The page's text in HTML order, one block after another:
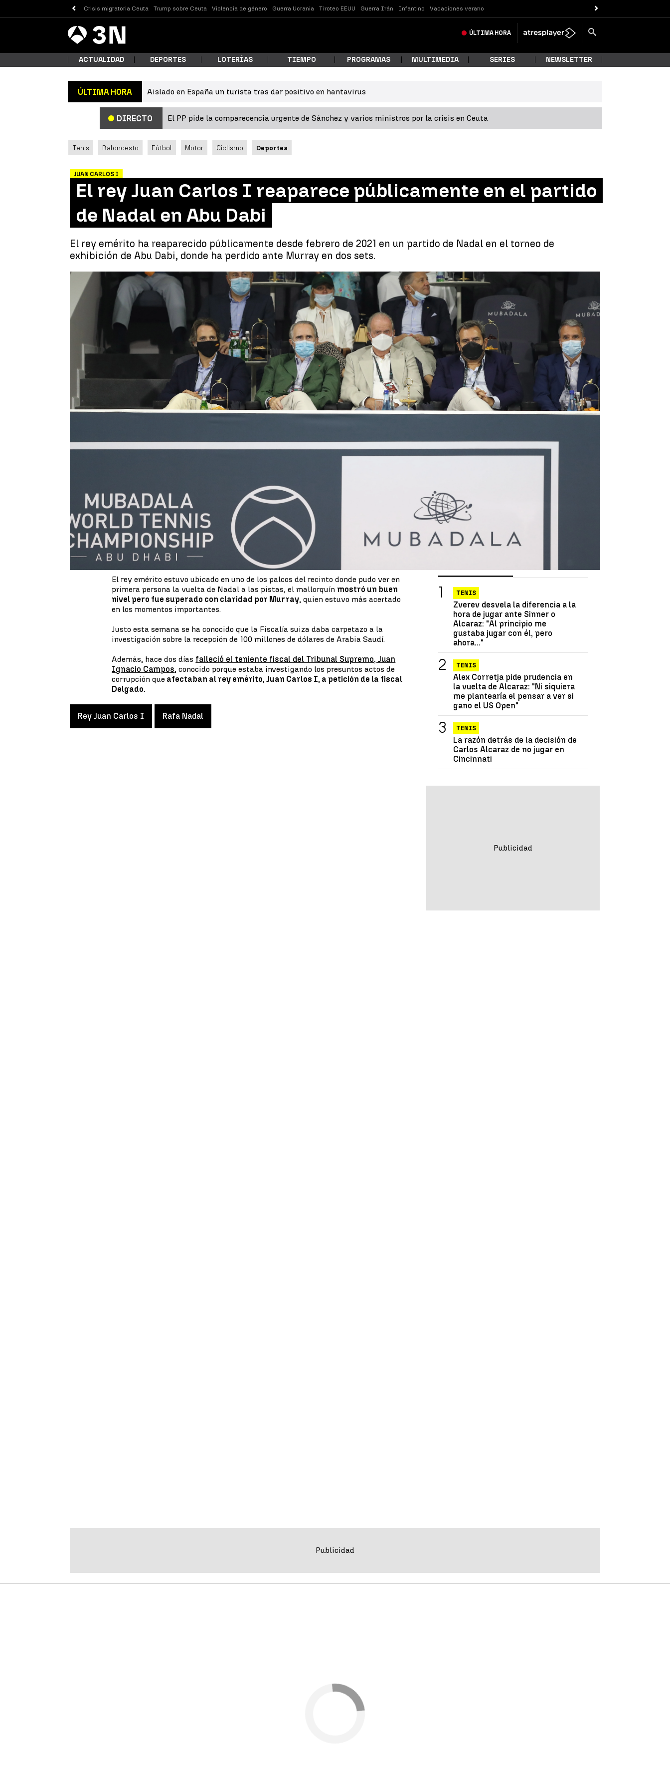
Crisis migratoria Ceuta Trump sobre Ceuta Violencia de género Guerra Ucrania Tiroteo EEUU Guerra Irán Infantino Vacaciones verano
Antena
3 Noticias ÚLTIMA HORA
¿Qué estás buscando?
Buscar
ACTUALIDAD DEPORTES LOTERÍAS TIEMPO PROGRAMAS MULTIMEDIA SERIES NEWSLETTER
ÚLTIMA HORA Aislado en España un turista tras dar positivo en hantavirus
DIRECTO El PP pide la comparecencia urgente de Sánchez y varios ministros por la crisis en Ceuta
Tenis Baloncesto Fútbol Motor Ciclismo Deportes
JUAN CARLOS I
El rey Juan Carlos I reaparece públicamente en el partido
de Nadal en Abu Dabi
El rey emérito ha reaparecido públicamente desde febrero de 2021 en un partido de Nadal en el torneo de
exhibición de Abu Dabi, donde ha perdido ante Murray en dos sets.
El rey Juan Carlos I reaparece públicamente en el partido de Nadal en Abu Dabi |
Publicado:17 de diciembre de 2021, 19:34 WhatsappFacebook
X Linkedin
en Abu Dabi ante Andy Murray, donde el español ha
perdido en dos sets. El rey emérito es gran admirador de Nadal y ambos
mantienen una estrecha relación de amistad.
Ha tenido que ser en la vuelta de Rafa Nadal a las pistas cuando hemos podido
ver de nuevo públicamente a
Juan Carlos I
. La última vez fue en febrero de 2021
en unas imágenes de 'Cope' donde se le vio con el príncipe heredero de Abu
Dabi, Mohamed bin Zayed.
El rey emérito estuvo ubicado en uno de los palcos del recinto donde pudo ver en
primera persona la vuelta de Nadal a las pistas, el mallorquín mostró un buen
nivel pero fue superado con claridad por Murray, quien estuvo más acertado
en los momentos importantes.
Justo esta semana se ha conocido que la Fiscalía suiza daba carpetazo a la
investigación sobre la recepción de 100 millones de dólares de Arabia Saudí.
Además, hace dos días falleció el teniente fiscal del Tribunal Supremo, Juan
Ignacio Campos, conocido porque estaba investigando los presuntos actos de
corrupción que afectaban al rey emérito, Juan Carlos I, a petición de la fiscal
Delgado.
Rey Juan Carlos I Rafa Nadal
TENIS
Zverev desvela la diferencia a la
hora de jugar ante Sinner o
Alcaraz: "Al principio me
gustaba jugar con él, pero
ahora..."
TENIS
Alex Corretja pide prudencia en
la vuelta de Alcaraz: "Ni siquiera
me plantearía el pensar a ver si
gano el US Open"
TENIS
La razón detrás de la decisión de
Carlos Alcaraz de no jugar en
Cincinnati